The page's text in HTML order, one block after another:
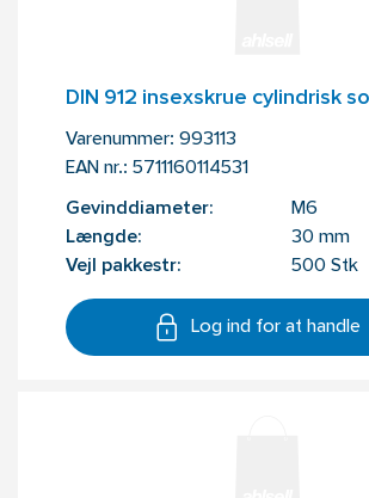
DIN 912 insexskrue cylindrisk
Varenummer: 993113
EAN nr.: 5711160114531
Gevinddiameter:
M6
Længde:
30 mm
Vejl pakkestr:
500 Stk
Log ind for at handle